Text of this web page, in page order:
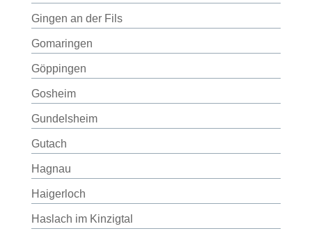
Gingen an der Fils
Gomaringen
Göppingen
Gosheim
Gundelsheim
Gutach
Hagnau
Haigerloch
Haslach im Kinzigtal